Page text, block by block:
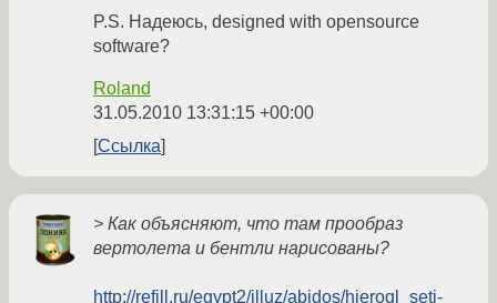
P.S. Надеюсь, designed with opensource
software?
Roland
31.05.2010 13:31:15 +00:00
Ссылка
> Как объясняют, что там прообраз
вертолета и бентли нарисованы?
http://refill.ru/egypt2/illuz/abidos/hierogl_seti-